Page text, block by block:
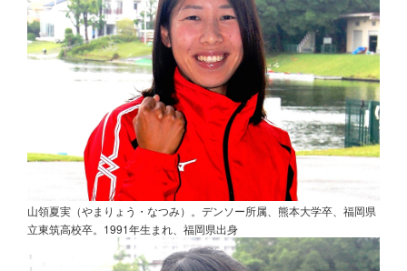
山領夏実（やまりょう・なつみ）。デンソー所属、熊本大学卒、福岡県
立東筑高校卒。1991年生まれ、福岡県出身